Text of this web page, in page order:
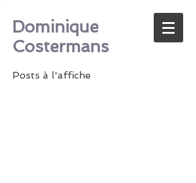
Dominique
Costermans
Posts à l'affiche